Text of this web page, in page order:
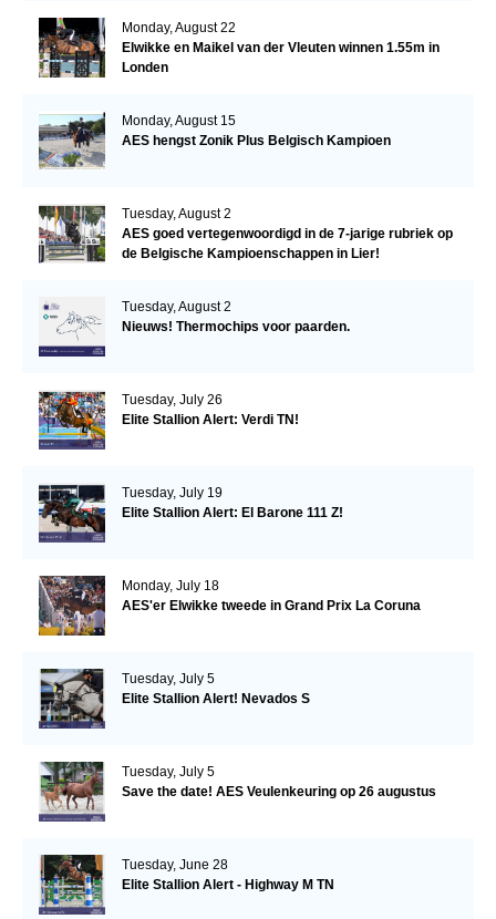
Monday, August 22
Elwikke en Maikel van der Vleuten winnen 1.55m in
Londen
Monday, August 15
AES hengst Zonik Plus Belgisch Kampioen
Tuesday, August 2
AES goed vertegenwoordigd in de 7-jarige rubriek op
de Belgische Kampioenschappen in Lier!
Tuesday, August 2
Nieuws! Thermochips voor paarden.
Tuesday, July 26
Elite Stallion Alert: Verdi TN!
Tuesday, July 19
Elite Stallion Alert: El Barone 111 Z!
Monday, July 18
AES'er Elwikke tweede in Grand Prix La Coruna
Tuesday, July 5
Elite Stallion Alert! Nevados S
Tuesday, July 5
Save the date! AES Veulenkeuring op 26 augustus
Tuesday, June 28
Elite Stallion Alert - Highway M TN